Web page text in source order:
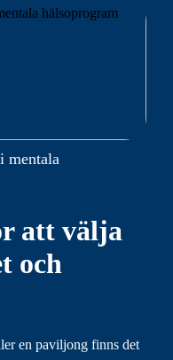
mentala
att välja
och
en paviljong finns det